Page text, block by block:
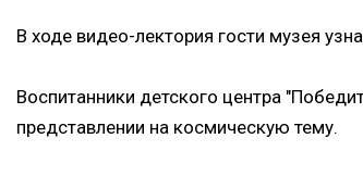
В ходе видео-лектория гости музея
Воспитанники детского центра
представлении на космическую тему.